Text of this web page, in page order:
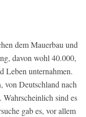
dem Mauerbau und
davon wohl 40.000,
Leben unternahmen.
von Deutschland nach
sind es
gab es, vor allem